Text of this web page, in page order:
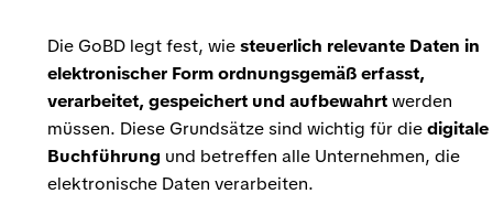
Die GoBD legt fest, wiesteuerlich relevante Daten in
elektronischer Form ordnungsgemäß erfasst,
verarbeitet, gespeichert und aufbewahrtwerden
müssen. Diese Grundsätze sind wichtig für diedigitale
Buchführung und betreffen alle Unternehmen, die
elektronische Daten verarbeiten.